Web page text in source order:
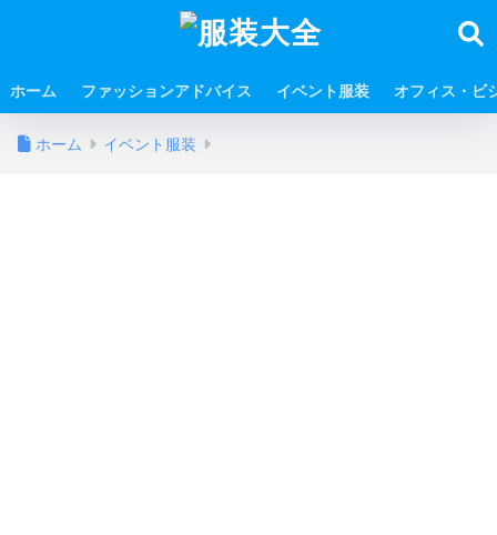
ホーム ファッションアドバイス イベント服装 オフィス・ビ
ホーム イベント服装